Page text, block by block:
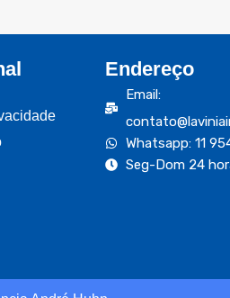
Endereço
Email:
Whatsapp: 11
Seg-Dom 24